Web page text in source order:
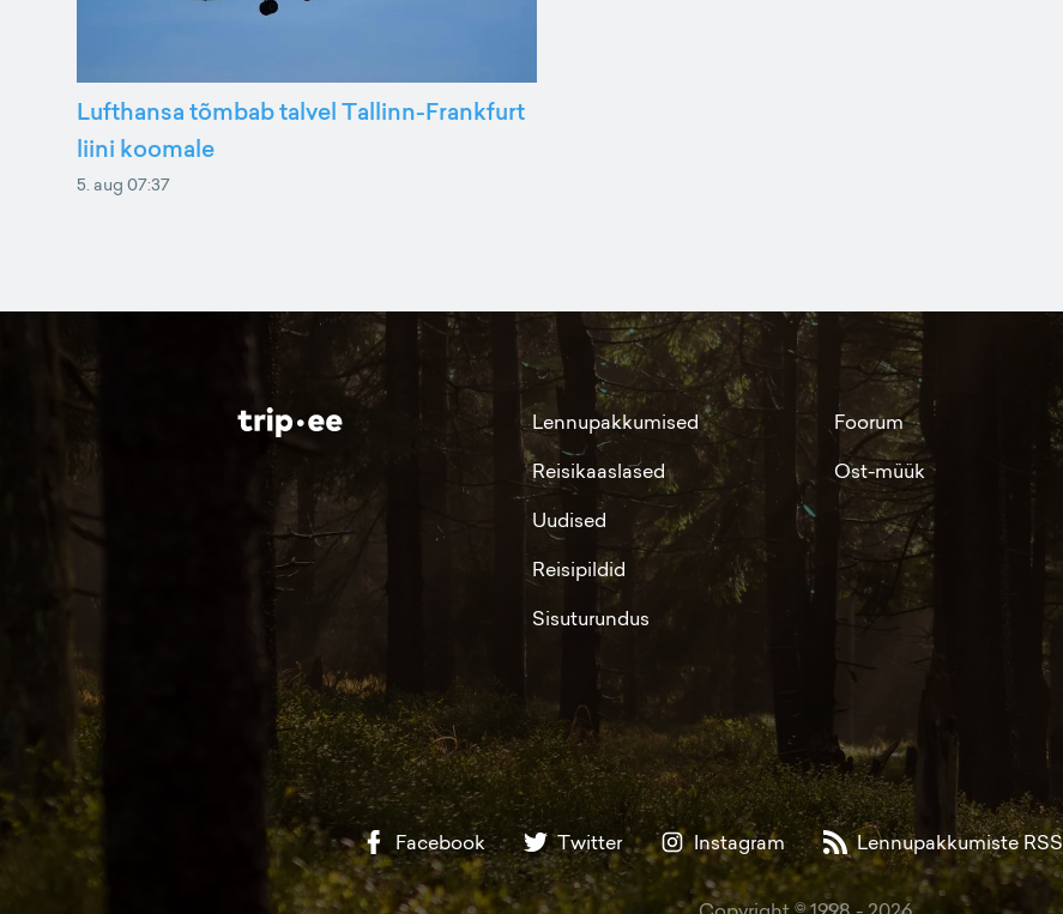
Lufthansa tõmbab talvel Tallinn-Frankfurt
liini koomale
5. aug 07:37
Lennupakkumised
Reisikaaslased
Uudised
Reisipildid
Sisuturundus
Foorum
Ost-müük
Facebook Twitter Instagram Lennupakkumiste RSS